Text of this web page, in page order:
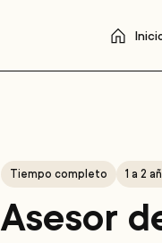
Tiempo completo 1 a 2
Asesor